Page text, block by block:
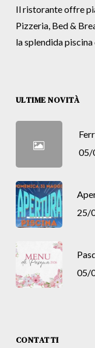
Il ristorante offre
Pizzeria, Bed &
la splendida
ULTIME NOVITÀ
05/
25/
05/
CONTATTI